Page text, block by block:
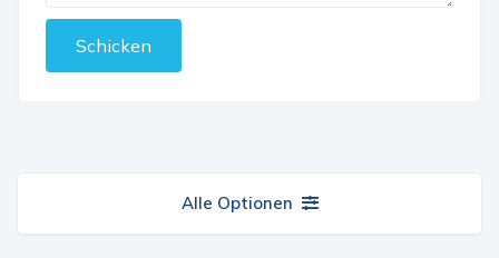
Schicken
Alle Optionen